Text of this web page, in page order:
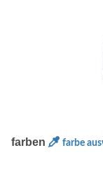
farben farbe